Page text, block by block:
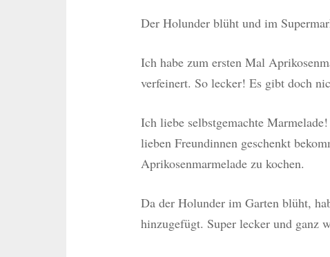
Der Holunder blüht und im
Ich habe zum ersten Mal
verfeinert. So lecker! Es gibt doch
Ich liebe selbstgemachte
lieben Freundinnen geschenkt
Aprikosenmarmelade zu kochen.
Da der Holunder im Garten blüht,
hinzugefügt. Super lecker und ganz